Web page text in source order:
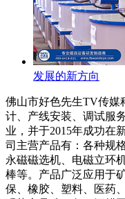
发展的新方向
佛山市好色先生TV传媒
计、产线安装、调试服
业，并于2015年成功在
司主营产品有：各种规
永磁磁选机、电磁立环
棒等。产品广泛应用于
保、橡胶、塑料、医药